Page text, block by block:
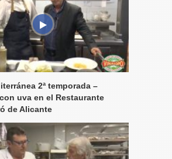
2ª temporada –
uva en el Restaurante
de Alicante